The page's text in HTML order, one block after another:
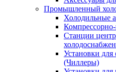
Промышленный
Холодильные
Станции
Установки
(Чиллеры)